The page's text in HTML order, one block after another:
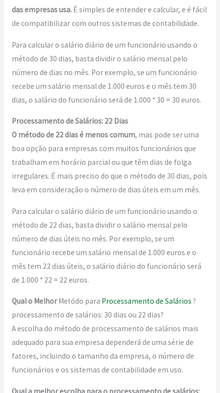
das empresas usa.É simples de entender e calcular, e é fácil
de compatibilizar com outros sistemas de contabilidade.
Para calcular o salário diário de um funcionário usando o
método de 30 dias, basta dividir o salário mensal pelo
número de dias no mês. Por exemplo, se um funcionário
recebe um salário mensal de 1.000 euros e o mês tem 30
dias, o salário do funcionário será de 1.000 * 30 = 30 euros.
Processamento de Salários: 22 Dias
O método de 22 dias é menos comum, mas pode ser uma
boa opção para empresas com muitos funcionários que
trabalham em horário parcial ou que têm dias de folga
irregulares. É mais preciso do que o método de 30 dias, pois
leva em consideração o número de dias úteis em um mês.
Para calcular o salário diário de um funcionário usando o
método de 22 dias, basta dividir o salário mensal pelo
número de dias úteis no mês. Por exemplo, se um
funcionário recebe um salário mensal de 1.000 euros e o
mês tem 22 dias úteis, o salário diário do funcionário será
de 1.000 * 22 = 22 euros.
Qual o MelhorMetódo para Processamento de Salários ?
processamento de salários: 30 dias ou 22 dias?
A escolha do método de processamento de salários mais
adequado para sua empresa dependerá de uma série de
fatores, incluindo o tamanho da empresa, o número de
funcionários e os sistemas de contabilidade em uso.
Qual a melhor escolha para o processamento de salários: